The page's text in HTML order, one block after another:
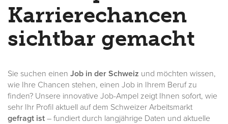
Karrierechancen
sichtbar gemacht
Sie suchen einen Job in der Schweiz und möchten wissen,
wie Ihre Chancen stehen, einen Job in Ihrem Beruf zu
finden? Unsere innovative Job-Ampel zeigt Ihnen sofort, wie
sehr Ihr Profil aktuell auf dem Schweizer Arbeitsmarkt
gefragt ist – fundiert durch langjährige Daten und aktuelle